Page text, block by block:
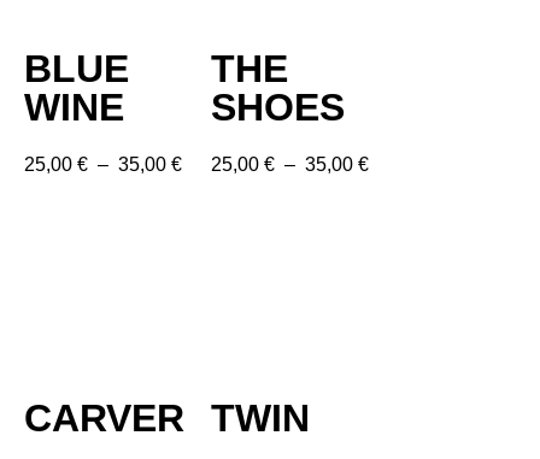
BLUE
WINE
25,00 € – 35,00 €
THE
SHOES
25,00 € – 35,00 €
CARVER TWIN